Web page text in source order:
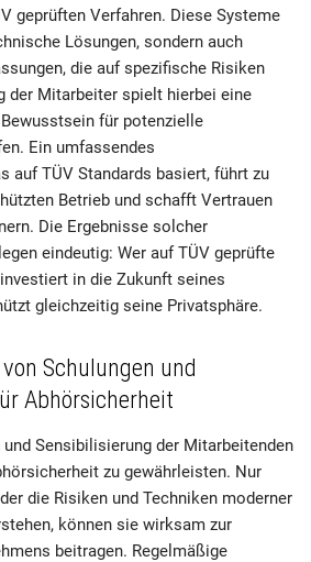
geprüften Verfahren. Diese Systeme
Lösungen, sondern auch
die auf spezifische Risiken
der Mitarbeiter spielt hierbei eine
für potenzielle
Ein umfassendes
auf TÜV Standards basiert, führt zu
Betrieb und schafft Vertrauen
Die Ergebnisse solcher
eindeutig: Wer auf TÜV geprüfte
in die Zukunft seines
gleichzeitig seine Privatsphäre.
Schulungen und
Abhörsicherheit
Sensibilisierung der Mitarbeitenden
zu gewährleisten. Nur
die Risiken und Techniken moderner
können sie wirksam zur
beitragen. Regelmäßige